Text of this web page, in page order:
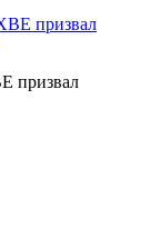
призвал